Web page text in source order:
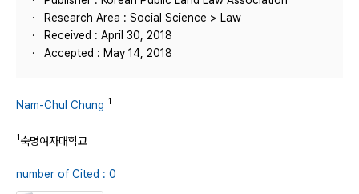
Research Area : Social Science > Law
Received : April 30, 2018
Accepted : May 14, 2018
Nam-Chul Chung 1
1숙명여자대학교
number of Cited : 0